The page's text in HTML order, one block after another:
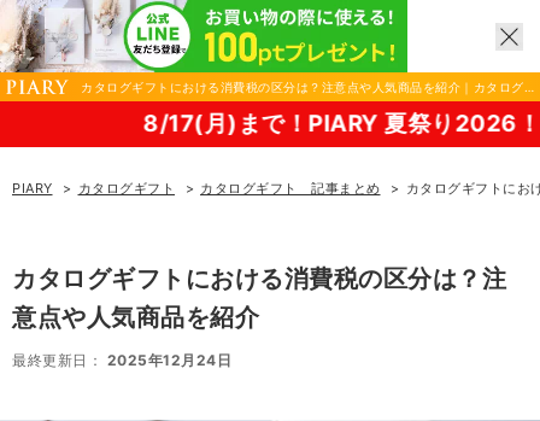
カタログギフトにおける消費税の区分は？注意点や人気商品を紹介｜カタログ
ギフトならPIARY（ピアリー）
)まで！PIARY 夏祭り2026！
PIARY カタログギフト カタログギフト 記事まとめ カタログギフトにお
カタログギフトにおける消費税の区分は？注
意点や人気商品を紹介
最終更新日： 2025年12月24日